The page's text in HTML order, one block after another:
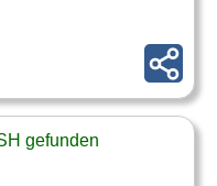
gefunden